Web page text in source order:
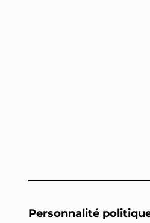
Personnalité